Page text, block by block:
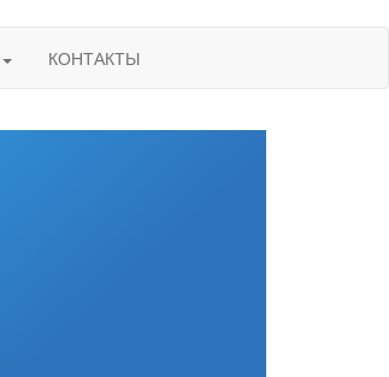
КОНТАКТЫ